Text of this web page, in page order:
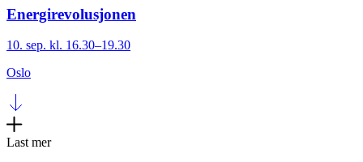
Energirevolusjonen
10. sep. kl. 16.30–19.30
Oslo
Last mer